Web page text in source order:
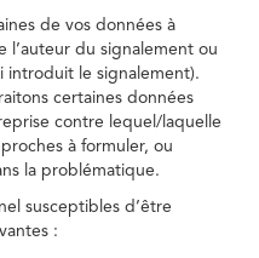
de vos données à
l’auteur du signalement ou
introduit le signalement).
certaines données
contre lequel/laquelle
à formuler, ou
la problématique.
susceptibles d’être
: